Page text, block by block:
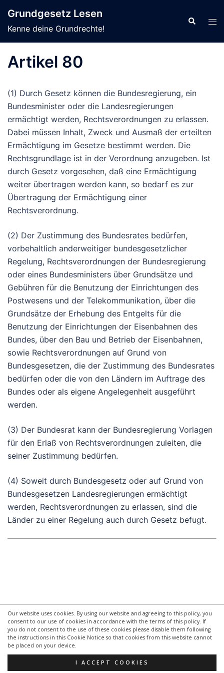
Our website uses cookies. By using our website and agreeing to this policy, you
consent to our use of cookies in accordance with the terms of this policy. If
you do not consent to the use of these cookies please disable them following
the instructions in this Cookie Notice so that cookies from this website cannot
be placed on your device.
I ACCEPT COOKIES
Inhalt
springen
Grundgesetz Lesen
Kenne deine Grundrechte!
Suche
Artikel 80
(1) Durch Gesetz können die Bundesregierung, ein
Bundesminister oder die Landesregierungen
ermächtigt werden, Rechtsverordnungen zu erlassen.
Dabei müssen Inhalt, Zweck und Ausmaß der erteilten
Ermächtigung im Gesetze bestimmt werden. Die
Rechtsgrundlage ist in der Verordnung anzugeben. Ist
durch Gesetz vorgesehen, daß eine Ermächtigung
weiter übertragen werden kann, so bedarf es zur
Übertragung der Ermächtigung einer
Rechtsverordnung.
(2) Der Zustimmung des Bundesrates bedürfen,
vorbehaltlich anderweitiger bundesgesetzlicher
Regelung, Rechtsverordnungen der Bundesregierung
oder eines Bundesministers über Grundsätze und
Gebühren für die Benutzung der Einrichtungen des
Postwesens und der Telekommunikation, über die
Grundsätze der Erhebung des Entgelts für die
Benutzung der Einrichtungen der Eisenbahnen des
Bundes, über den Bau und Betrieb der Eisenbahnen,
sowie Rechtsverordnungen auf Grund von
Bundesgesetzen, die der Zustimmung des Bundesrates
bedürfen oder die von den Ländern im Auftrage des
Bundes oder als eigene Angelegenheit ausgeführt
werden.
(3) Der Bundesrat kann der Bundesregierung Vorlagen
für den Erlaß von Rechtsverordnungen zuleiten, die
seiner Zustimmung bedürfen.
(4) Soweit durch Bundesgesetz oder auf Grund von
Bundesgesetzen Landesregierungen ermächtigt
werden, Rechtsverordnungen zu erlassen, sind die
Länder zu einer Regelung auch durch Gesetz befugt.
© 2026 Grundgesetz Lesen. Stolz präsentiert von
Sydney